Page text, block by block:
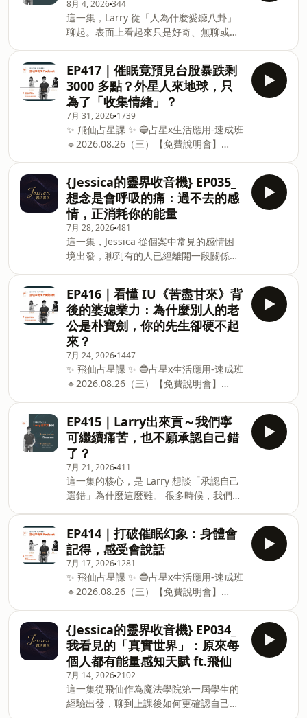
8月 4, 2026344
這一集，Larry 從「人為什麼愛聽八卦」
聊起。表面上看起來只是好奇、無聊或愛
人的資訊本來就很重要。 知道誰可信、誰
不可信、誰和誰有衝突，某種程度上也是
大腦在收集生存資訊。 第二個重點，八卦
有時候也可能是一種逃避。談別人的婚
姻、感情、衝突和人生劇情很容易，因為
不用真的碰到自己的傷口。 但是當談自己
的委屈、關係、問題與脆弱，往往需要更
多勇氣。 Larry 想提醒的是，偶爾聽八卦
很正常，因為我們都是普通人，也都喜歡
故事。 但如果一個人長期把注意力放在別
人的人生裡，自己的生活就會慢慢淡掉。
真正重要的不是別人的故事多精彩，而是
我們能不能從別人的故事裡，回頭看見自
己的人生。 ✨ **好學校『 人類圖課程』
連結 **✨
https://hahow.in/cr/humandesign 重
點整理 一句話「這件事你不要跟別人
EP417｜催眠竟預見台股暴跌剩
3000 多點？外星人來地球，只
為了「收集情緒」？
7月 31, 2026 1739
✨ 飛仙占星課 ✨ 🔵占星x生活應用-速成班
🔹2026.08.26（三）【免費說明會】
id=UUFAB508A 🔹2026.09.19-
2026.10.31
https://m.sce.pccu.edu.tw/class_detail?
id=UUFAB5096 ✨ 靈魂事務所 2026下半
年課程 ✨ ⚫直覺感知力開發工作坊（原：
超覺力™探索初階工作坊） 🔹2026.11.15
(日) 10:00-18:00 臺北假日班
https://www.surveycake.com/s/6VmMW
🟢量子風水與水晶調頻：能量轉化實務班
（原：風水晶彩一日工作坊）
🔹2026.10.31 (六) 10:00-17:30 臺北假日
班
https://www.surveycake.com/s/GxLPz
{Jessica的靈界收音機} EP035_
想念是會呼吸的痛：過不去的感
情，正消耗你的能量
7月 28, 2026481
這一集，Jessica 從個案中常見的感情困
境出發，聊到有的人已經離開一段關係很
不是那個人還在眼前，是自己的意念還停
在那段關係裡。 從能量頻率來看，放不下
的感情像是一個定格的能量狀態。當我們
反覆回想傷痛、遺憾、憤怒或埋怨，就像
是不斷把自己的能量灌注到過去，讓現在
的自己也跟著被消耗。 而若當我們長期定
義自己是「不被愛的人」、「被拋棄的
人」或「受害的人」，這些意念會慢慢變
成靈魂之光裡的凝結與框架，也可能影響
未來吸引來的關係頻率。 最後，這集帶著
聽眾進行一個簡單的意念練習： 想像自己
與過去的人事物之間有一條線，透過感
謝、歸還能量與光的剪刀，慢慢把屬於自
己的能量收回來。 放手不是否定過去，是
把現在的自己重新帶回光裡。祝福你~ ✨
Je**ssica 魔法書院 **✨ 🟣能量生活體驗
課程 臺北假日班 🔹2026.09.05 (六)
EP416｜看懂 IU《苦盡甘來》背
後的婆媳業力：為什麼別人的老
公是朴寶劍，你的先生卻硬不起
來？
7月 24, 2026 1447
✨ 飛仙占星課 ✨ 🔵占星x生活應用-速成班
🔹2026.08.26（三）【免費說明會】
2026.10.31
https://m.sce.pccu.edu.tw/class_detail?
id=UUFAB5096 ✨ 靈魂事務所 2026下半
年課程 ✨ ⚫直覺感知力開發工作坊（原：
超覺力™探索初階工作坊） 🔹2026.07.12
(日) 10:00-18:00 臺北假日班
https://www.surveycake.com/s/9MvB1
🔹2026.11.15 (日) 10:00-18:00 臺北假日
班
https://www.surveycake.com/s/6VmMW
🟢量子風水與水晶調頻：能量轉化實務班
（原：風水晶彩一日工作坊）
EP415｜Larry出來貢～我們寧
可繼續痛苦，也不願承認自己錯
了？
7月 21, 2026411
這一集的核心，是 Larry 想談「承認自己
選錯」為什麼這麼難。 很多時候，我們不
間、感情、金錢、期待，都必須一起被看
見。 人很容易替自己找理由。感情裡明明
每天委屈，卻說這是磨合； 生意明明虧損
很久，卻說再撐一下；投資明明失利，卻
告訴自己看的是長期。 這些理由有時候不
是為了解決問題，而是為了避免面對失
望。 最後，Larry 想提醒的是，成熟不是
永遠做對選擇，而是有一天能平靜地承
認： 「我當時真的看錯了。」 這不是自
責，也不是否定自己，而是一種對自己更
誠實的開始。 因為很多人生新的起點，往
往不是從改變開始，而是從承認開始。 ✨
好學校『 人類圖課程』連結✨
EP414｜打破催眠幻象：身體會
記得，感受會說話
7月 17, 2026 1281
✨ 飛仙占星課 ✨ 🔵占星x生活應用-速成班
🔹2026.08.26（三）【免費說明會】
id=UUFAB508A 🔹2026.09.19-
2026.10.31
https://m.sce.pccu.edu.tw/class_detail?
id=UUFAB5096 ✨ 靈魂事務所 2026下半
年課程 ✨ ⚫直覺感知力開發工作坊（原：
超覺力™探索初階工作坊） 🔹2026.07.12
(日) 10:00-18:00 臺北假日班
{Jessica的靈界收音機} EP034_
我看見的「真實世界」：原來每
個人都有能量感知天賦 ft.飛仙
7月 14, 20262102
這一集從飛仙作為魔法學院第一屆學生的
經驗出發，聊到上課後如何更確認自己的